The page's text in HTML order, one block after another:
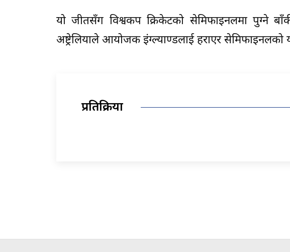
यो जीतसँग विश्वकप क्रिकेटको सेमिफाइनलमा पुग्ने
अष्ट्रेलियाले आयोजक इंग्ल्याण्डलाई हराएर सेमिफाइनलको
प्रतिक्रिया